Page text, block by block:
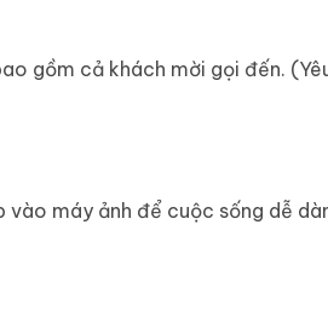
gồm cả khách mời gọi đến.
máy ảnh để cuộc sống dễ